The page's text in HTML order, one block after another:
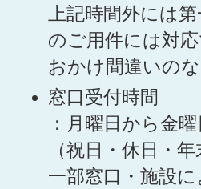
上記時間外には
のご用件には対応
おかけ間違いの
窓口受付時間
：月曜日から金
（祝日・休日・
一部窓口・施設